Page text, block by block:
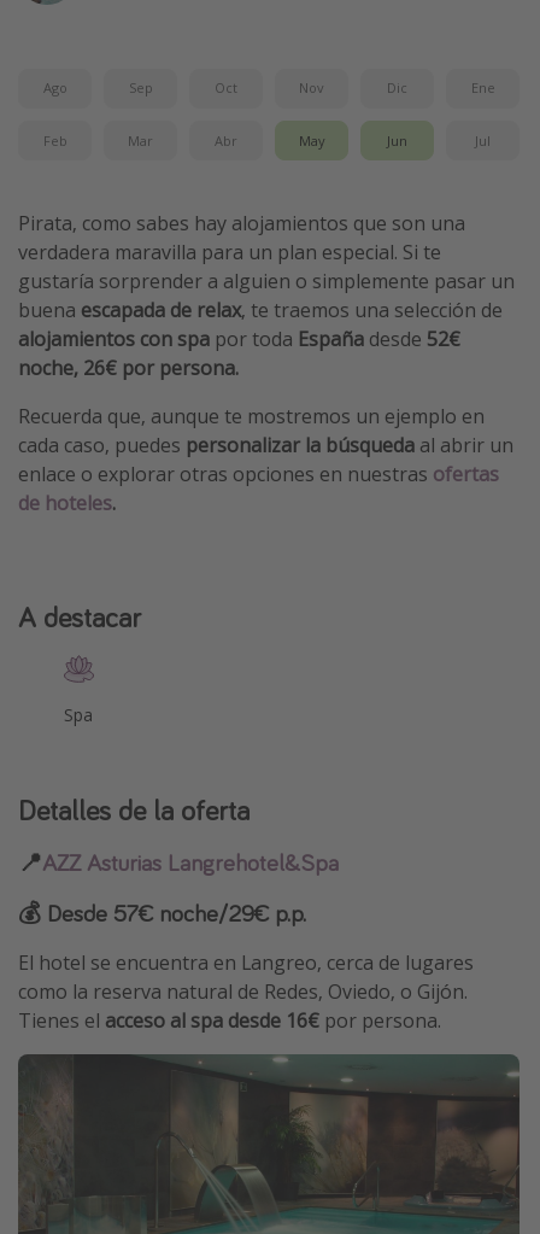
Trabajar en el extranjero
Cruceros por el Mediterráneo
Guía de equipaje de mano
Parques de atracciones
Viaja con musicales
El Rey León el musical
Harry Potter en Londres y otros destinos
Eventos deportivos
Ago Sep Oct Nov Dic Ene
Feb Mar Abr May Jun Jul
Pirata, como sabes hay alojamientos que son una
verdadera maravilla para un plan especial. Si te
gustaría sorprender a alguien o simplemente pasar un
buena escapada de relax, te traemos una selección de
alojamientos con spa por toda España desde 52€
noche, 26€ por persona.
Recuerda que, aunque te mostremos un ejemplo en
cada caso, puedes personalizar la búsqueda al abrir un
enlace o explorar otras opciones en nuestras ofertas
de hoteles.
A destacar
Spa
Detalles de la oferta
📍AZZ Asturias Langrehotel&Spa
💰 Desde 57€ noche/29€ p.p.
El hotel se encuentra en Langreo, cerca de lugares
como la reserva natural de Redes, Oviedo, o Gijón.
Tienes el acceso al spa desde 16€ por persona.